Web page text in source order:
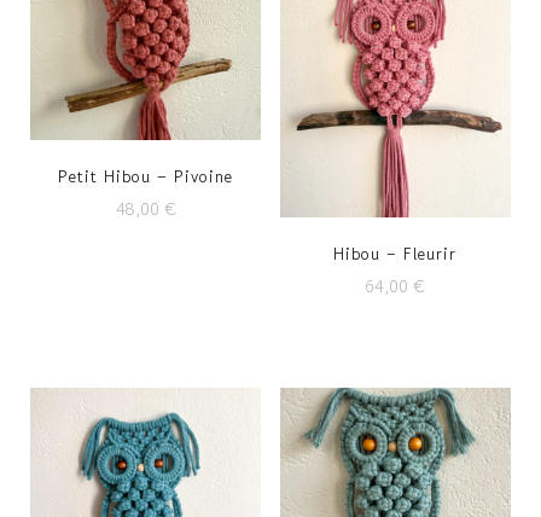
Petit Hibou – Pivoine
48,00 €
Hibou – Fleurir
64,00€